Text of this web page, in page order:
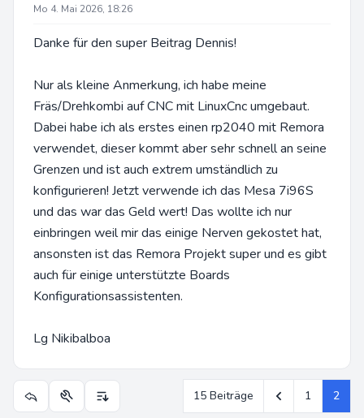
Mo 4. Mai 2026, 18:26
Danke für den super Beitrag Dennis!
Nur als kleine Anmerkung, ich habe meine
Fräs/Drehkombi auf CNC mit LinuxCnc umgebaut.
Dabei habe ich als erstes einen rp2040 mit Remora
verwendet, dieser kommt aber sehr schnell an seine
Grenzen und ist auch extrem umständlich zu
konfigurieren! Jetzt verwende ich das Mesa 7i96S
und das war das Geld wert! Das wollte ich nur
einbringen weil mir das einige Nerven gekostet hat,
ansonsten ist das Remora Projekt super und es gibt
auch für einige unterstützte Boards
Konfigurationsassistenten.
Lg Nikibalboa
Themen-Optionen
Anzeige- und Sortierungs-Einstellungen
15 Beiträge 1 2